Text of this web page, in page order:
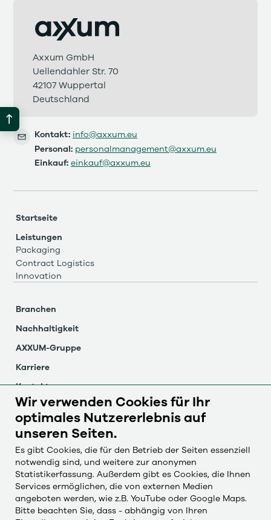
Axxum GmbH
Uellendahler Str. 70
42107 Wuppertal
Deutschland
Kontakt: info@axxum.eu
Personal: personalmanagement@axxum.eu
Einkauf: einkauf@axxum.eu
Startseite
Leistungen
Packaging
Contract Logistics
Innovation
Branchen
Nachhaltigkeit
AXXUM-Gruppe
Karriere
Kontakt
Newsletter
Hinweisgebersystem
Impressum
Datenschutz
Cookie-Einstellungen
Wir verwenden Cookies für Ihr
optimales Nutzererlebnis auf
unseren Seiten.
Es gibt Cookies, die für den Betrieb der Seiten essenziell
notwendig sind, und weitere zur anonymen
Statistikerfassung. Außerdem gibt es Cookies, die Ihnen
Services ermöglichen, die von externen Medien
angeboten werden, wie z.B. YouTube oder Google Maps.
Bitte beachten Sie, dass - abhängig von Ihren